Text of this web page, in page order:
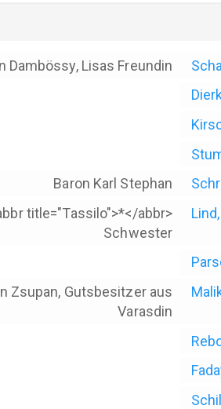
Dambössy, Lisas Freundin
Baron Karl Stephan
title="Tassilo">*</abbr>
Schwester
Zsupan, Gutsbesitzer aus
Varasdin